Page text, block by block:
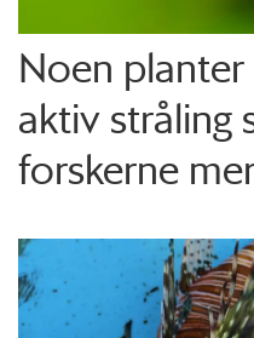
Noen
aktiv stråling
forskerne